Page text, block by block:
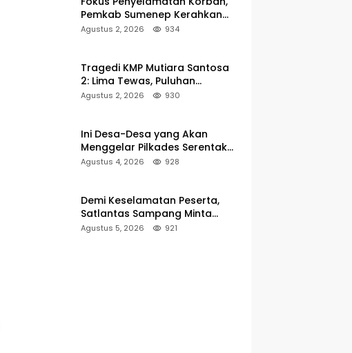
Pemkab Sumenep Kerahkan
Tim Medis dan Ambulans ke
Agustus 2, 2026 934
Tragedi KMP Mutiara Santosa
2: Lima Tewas, Puluhan
Penumpang Masih Dalam
Agustus 2, 2026 930
Ini Desa-Desa yang Akan
Menggelar Pilkades Serentak
2027 di Kabupaten Sumenep
Agustus 4, 2026 928
Demi Keselamatan Peserta,
Satlantas Sampang Minta
Latihan Gerak Jalan Pindah ke
Agustus 5, 2026 921